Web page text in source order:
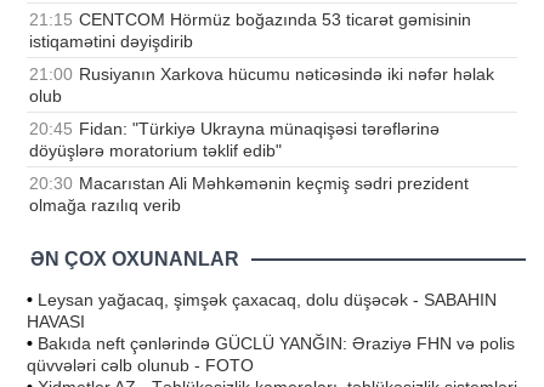
21:15 CENTCOM Hörmüz boğazında 53 ticarət gəmisinin
istiqamətini dəyişdirib
21:00 Rusiyanın Xarkova hücumu nəticəsində iki nəfər həlak
olub
20:45 Fidan: "Türkiyə Ukrayna münaqişəsi tərəflərinə
döyüşlərə moratorium təklif edib"
20:30 Macarıstan Ali Məhkəmənin keçmiş sədri prezident
olmağa razılıq verib
ƏN ÇOX OXUNANLAR
• Leysan yağacaq, şimşək çaxacaq, dolu düşəcək - SABAHIN
HAVASI
• Bakıda neft çənlərində GÜCLÜ YANĞIN: Əraziyə FHN və polis
qüvvələri cəlb olunub - FOTO